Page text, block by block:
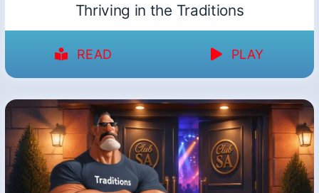
Thriving in the Traditions
READ PLAY